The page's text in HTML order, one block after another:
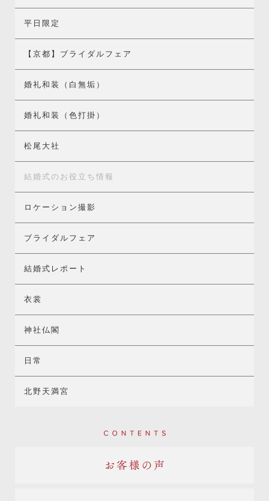
平日限定
【京都】ブライダルフェア
婚礼和装（白無垢）
婚礼和装（色打掛）
松尾大社
結婚式のお役立ち情報
ロケーション撮影
ブライダルフェア
結婚式レポート
衣裳
神社仏閣
日常
北野天満宮
Contents
お客様の声